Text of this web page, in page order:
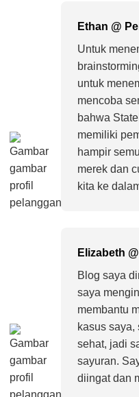
Ethan @
Untuk
untuk
mencoba
bahwa
memiliki
hampir
merek dan
kita ke
Elizabeth
Blog saya
saya
membantu
kasus
sehat, jadi
sayuran.
diingat dan